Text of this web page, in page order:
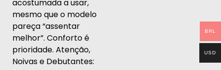
acostumada a usar,
mesmo que o modelo
pareça “assentar
melhor”. Conforto é
prioridade. Atenção,
Noivas e Debutantes:
BRL
USD